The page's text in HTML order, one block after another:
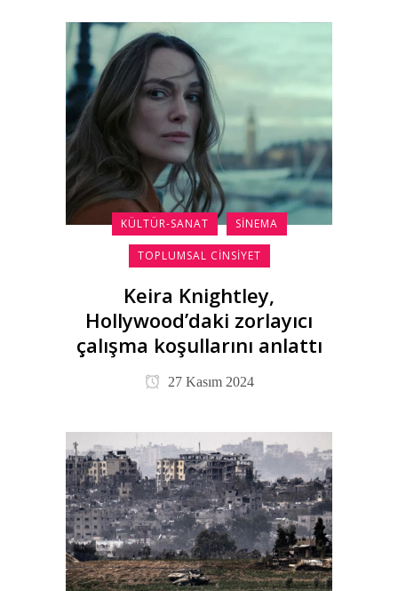
KÜLTÜR-SANAT SINEMA
TOPLUMSAL CINSIYET
Keira Knightley,
Hollywood’daki zorlayıcı
çalışma koşullarını anlattı
27 Kasım 2024